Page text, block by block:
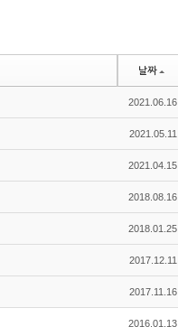
날짜
2021.06.16
2021.05.11
2021.04.15
2018.08.16
2018.01.25
2017.12.11
2017.11.16
2016.01.13